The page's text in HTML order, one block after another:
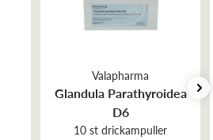
Valapharma
Glandula Parathyroidea
D6
10 st drickampuller